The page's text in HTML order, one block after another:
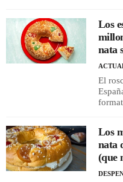
Los
nata
El
Los
nata
(que